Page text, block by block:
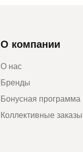
О компании
О нас
Бренды
Бонусная программа
Коллективные заказы